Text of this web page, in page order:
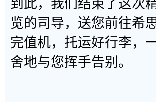
到此，我们结束了这次
览的司导，送您前往希
完值机，托运好行李，
舍地与您挥手告别。